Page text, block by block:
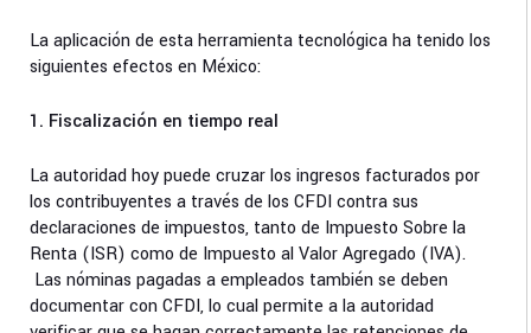
La aplicación de esta herramienta tecnológica ha tenido los
siguientes efectos en México:
1. Fiscalización en tiempo real
La autoridad hoy puede cruzar los ingresos facturados por
los contribuyentes a través de los CFDI contra sus
declaraciones de impuestos, tanto de Impuesto Sobre la
Renta (ISR) como de Impuesto al Valor Agregado (IVA).
Las nóminas pagadas a empleados también se deben
documentar con CFDI, lo cual permite a la autoridad